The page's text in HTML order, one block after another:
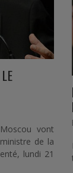
INDUSTRIES
FORCES
vont
de la
lundi 21